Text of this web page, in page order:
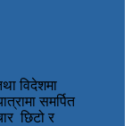
विदेशमा
समर्पित
छिटो र